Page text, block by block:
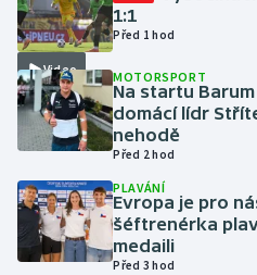
Motorsport
Olympijské hry
Parasport
Plavání
Plážový volejbal
Video
1:1
Před 1 hod
MOTORSPORT
Na startu
domácí lídr
nehodě
Před 2 hod
PLAVÁNÍ
Evropa je pro
šéftrenérka
medaili
Před 3 hod